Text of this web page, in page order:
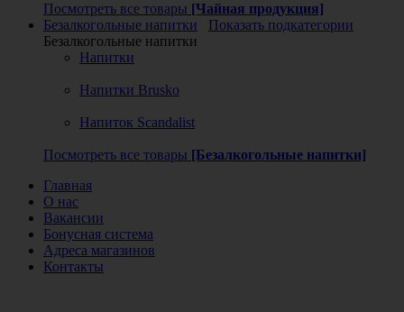
Посмотреть все товары [Чайная продукция]
Безалкогольные напитки
Показать подкатегории
Безалкогольные напитки
Напитки
Напитки Brusko
Напиток Scandalist
Посмотреть все товары [Безалкогольные напитки]
Главная
О нас
Вакансии
Бонусная система
Адреса магазинов
Контакты